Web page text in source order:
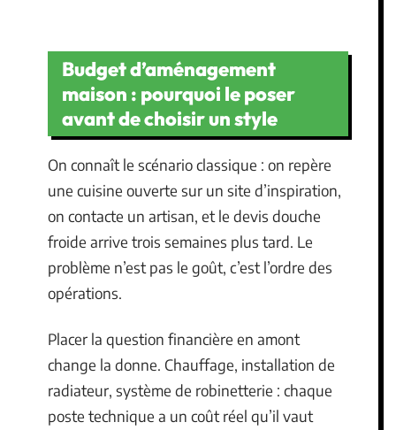
Budget d’aménagement
maison : pourquoi le poser
avant de choisir un style
On connaît le scénario classique : on repère
une cuisine ouverte sur un site d’inspiration,
on contacte un artisan, et le devis douche
froide arrive trois semaines plus tard. Le
problème n’est pas le goût, c’est l’ordre des
opérations.
Placer la question financière en amont
change la donne. Chauffage, installation de
radiateur, système de robinetterie : chaque
poste technique a un coût réel qu’il vaut